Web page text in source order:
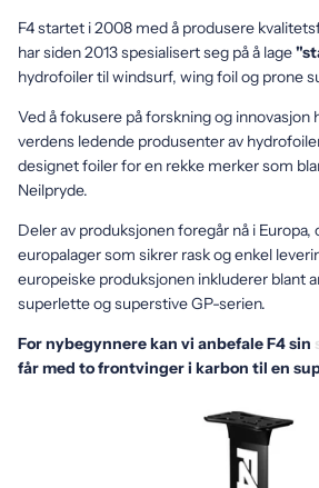
F4 startet i 2008 med å produsere
har siden 2013 spesialisert seg på å lage
hydrofoiler til windsurf, wing foil og prone
Ved å fokusere på forskning og innovasjon
verdens ledende produsenter av
designet foiler for en rekke merker som
Neilpryde.
Deler av produksjonen foregår nå i Europa,
europalager som sikrer rask og enkel
europeiske produksjonen inkluderer blant
superlette og superstive GP-serien.
For nybegynnere kan vi anbefale F4 sin
får med to frontvinger i karbon til en